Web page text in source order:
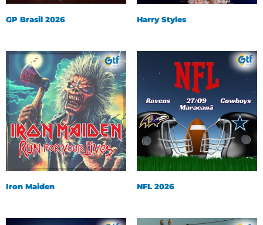
GP Brasil 2026 Harry Styles
Iron Maiden NFL 2026